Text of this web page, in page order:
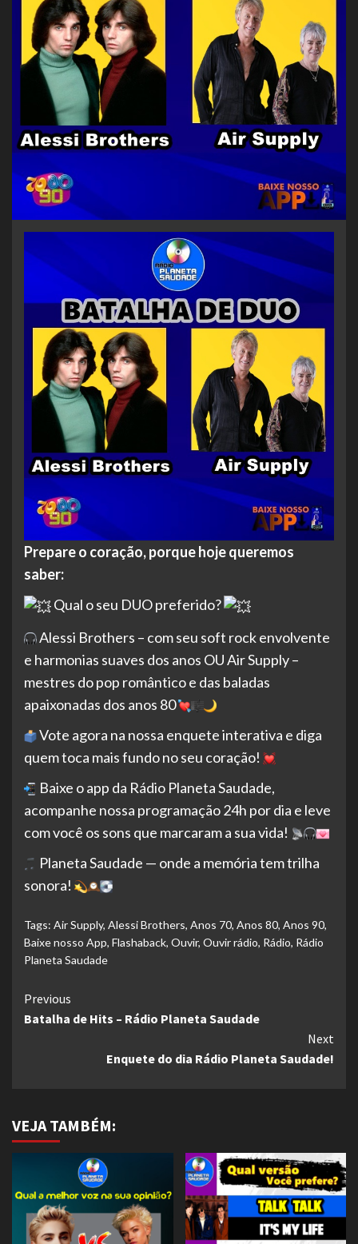
Prepare o coração, porque hoje queremos
saber:
Qual o seu DUO preferido?
Alessi Brothers – com seu soft rock envolvente
e harmonias suaves dos anos OU Air Supply –
mestres do pop romântico e das baladas
apaixonadas dos anos 80
Vote agora na nossa enquete interativa e diga
quem toca mais fundo no seu coração!
Baixe o app da Rádio Planeta Saudade,
acompanhe nossa programação 24h por dia e leve
com você os sons que marcaram a sua vida!
Planeta Saudade — onde a memória tem trilha
sonora!
Tags: Air Supply, Alessi Brothers, Anos 70, Anos 80, Anos 90,
Baixe nosso App, Flashaback, Ouvir, Ouvir rádio, Rádio, Rádio
Planeta Saudade
Continue
Reading
Previous
Batalha de Hits – Rádio Planeta Saudade
Next
Enquete do dia Rádio Planeta Saudade!
VEJA TAMBÉM: